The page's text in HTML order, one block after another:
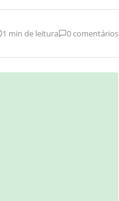
1 min de leitura 0 comentários